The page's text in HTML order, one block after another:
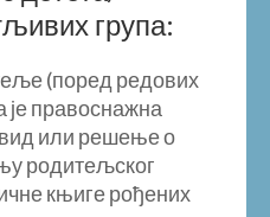
група:
(поред редових
је правоснажна
или решење о
родитељског
књиге рођених